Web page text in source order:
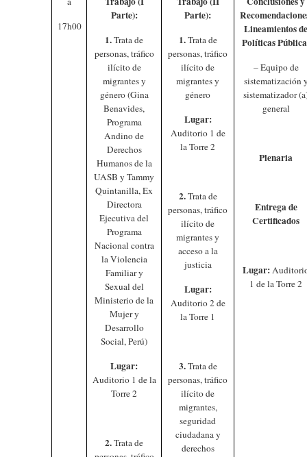
17h00
Parte):
1.Trata de
personas, tráfico
ilícito de
migrantes y
género (Gina
Benavides,
Programa
Andino de
Derechos
Humanos de la
UASB y Tammy
Quintanilla, Ex
Directora
Ejecutiva del
Programa
Nacional contra
la Violencia
Familiar y
Sexual del
Ministerio de la
Mujer y
Desarrollo
Social, Perú)
Lugar:
Auditorio 1 de la
Torre 2
2.Trata de
Parte):
1.Trata de
personas, tráfico
ilícito de
migrantes y
género
Lugar:
Auditorio 1 de
la Torre 2
2.Trata de
personas, tráfico
ilícito de
migrantes y
acceso a la
justicia
Lugar:
Auditorio 2 de
la Torre 1
3.Trata de
personas, tráfico
ilícito de
migrantes,
seguridad
ciudadana y
derechos
Lineamientos de
Políticas
– Equipo de
sistematización
sistematizador
general
Plenaria
Entrega de
Certificados
Lugar:
1 de la Torre 2